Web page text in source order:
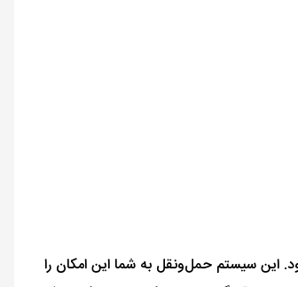
این سیستم حمل‌ونقل به شما این امکان را